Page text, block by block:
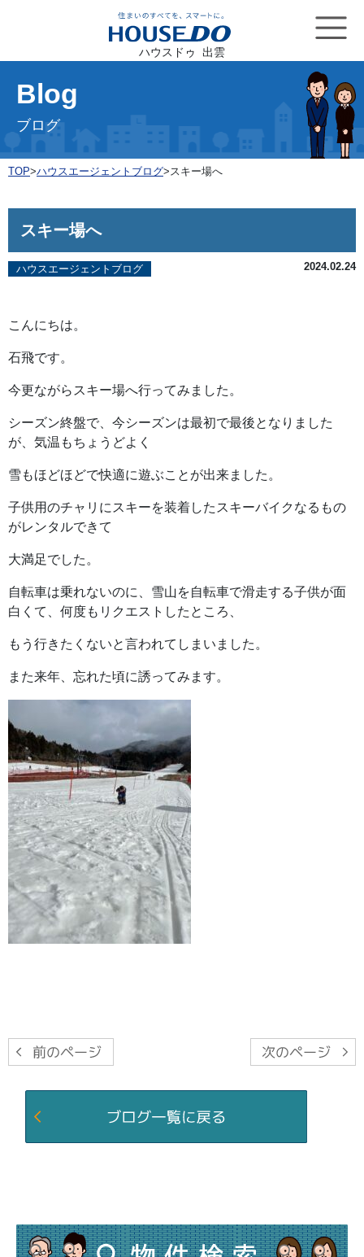
ハウスドゥ 出雲
Blog
ブログ
TOP>ハウスエージェントブログ>スキー場へ
スキー場へ
ハウスエージェントブログ 2024.02.24
こんにちは。
石飛です。
今更ながらスキー場へ行ってみました。
シーズン終盤で、今シーズンは最初で最後となりました
が、気温もちょうどよく
雪もほどほどで快適に遊ぶことが出来ました。
子供用のチャリにスキーを装着したスキーバイクなるもの
がレンタルできて
大満足でした。
自転車は乗れないのに、雪山を自転車で滑走する子供が面
白くて、何度もリクエストしたところ、
もう行きたくないと言われてしまいました。
また来年、忘れた頃に誘ってみます。